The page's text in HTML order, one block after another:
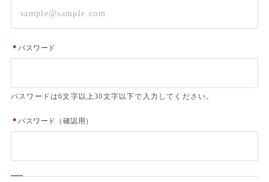
＊パスワード
パスワードは6文字以上30文字以下で入力してください。
＊ パスワード（確認用）